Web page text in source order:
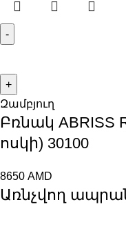
Զամբյուղ
Բռնակ ABRISS
ոսկի) 30100
8650 AMD
Առնչվող